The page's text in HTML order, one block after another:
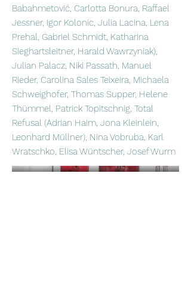
Babahmetović, Carlotta Bonura, Raffael
Jessner, Igor Kolonic, Julia Lacina, Lena
Prehal, Gabriel Schmidt, Katharina
Sieghartsleitner, Harald Wawrzyniak),
Julian Palacz, Niki Passath, Manuel
Rieder, Carolina Sales Teixeira, Michaela
Schweighofer, Thomas Supper, Helene
Thümmel, Patrick Topitschnig, Total
Refusal (Adrian Haim, Jona Kleinlein,
Leonhard Müllner), Nina Vobruba, Karl
Wratschko, Elisa Wüntscher, Josef Wurm